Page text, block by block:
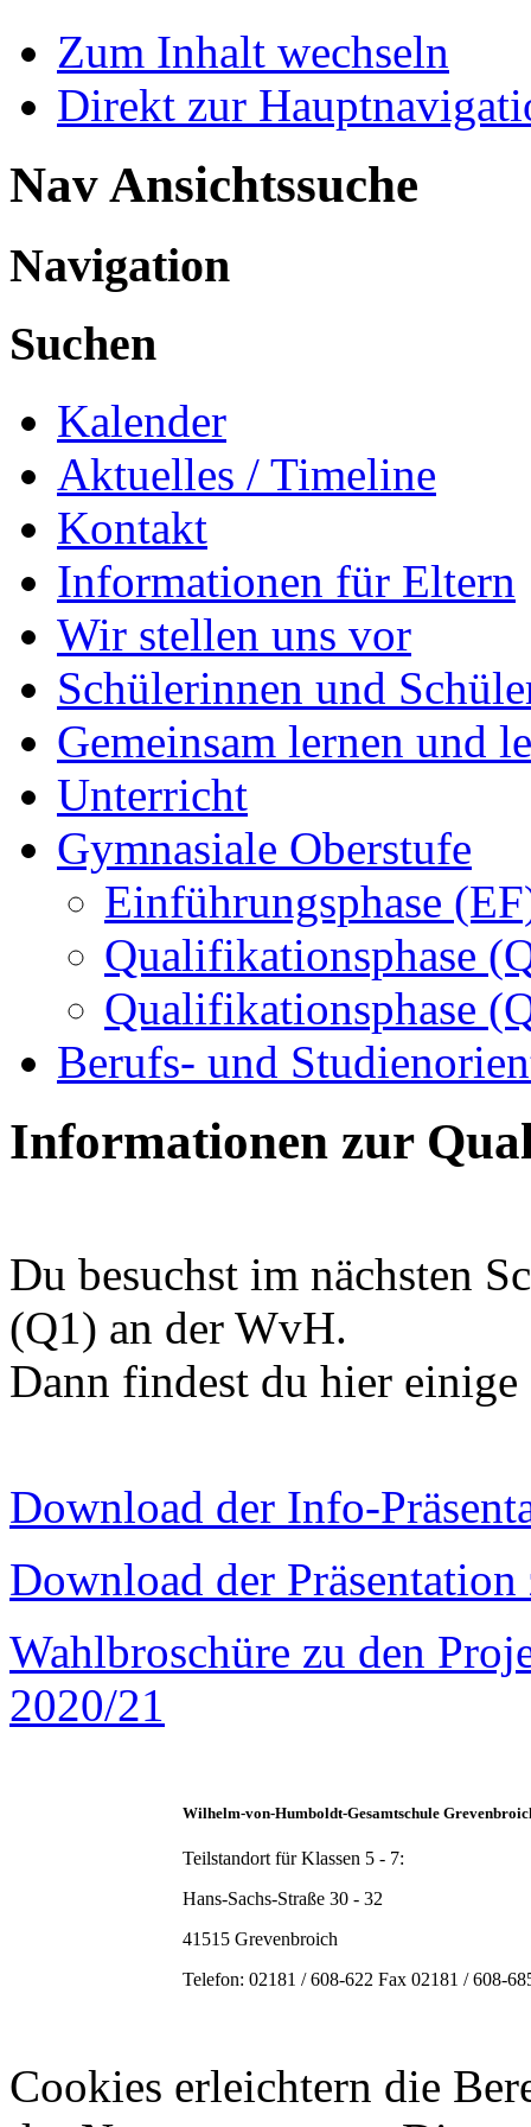
Zum Inhalt wechseln
Direkt zur
Nav Ansichtssuche
Navigation
Suchen
Kalender
Aktuelles / Timeline
Kontakt
Informationen für Eltern
Wir stellen uns vor
Schülerinnen und
Gemeinsam lernen und
Unterricht
Gymnasiale Oberstufe
Einführungsphase
Qualifikationsphase
Qualifikationsphase
Berufs- und
Informationen zur
Du besuchst im nächsten
(Q1) an der WvH.
Dann findest du hier
Download der Info-
Download der
Wahlbroschüre zu den
2020/21
Wilhelm-von-Humboldt-Gesamtschule
Teilstandort für Klassen 5 - 7:
Hans-Sachs-Straße 30 - 32
41515 Grevenbroich
Telefon: 02181 / 608-622 Fax 02181 / 608-
Cookies erleichtern die